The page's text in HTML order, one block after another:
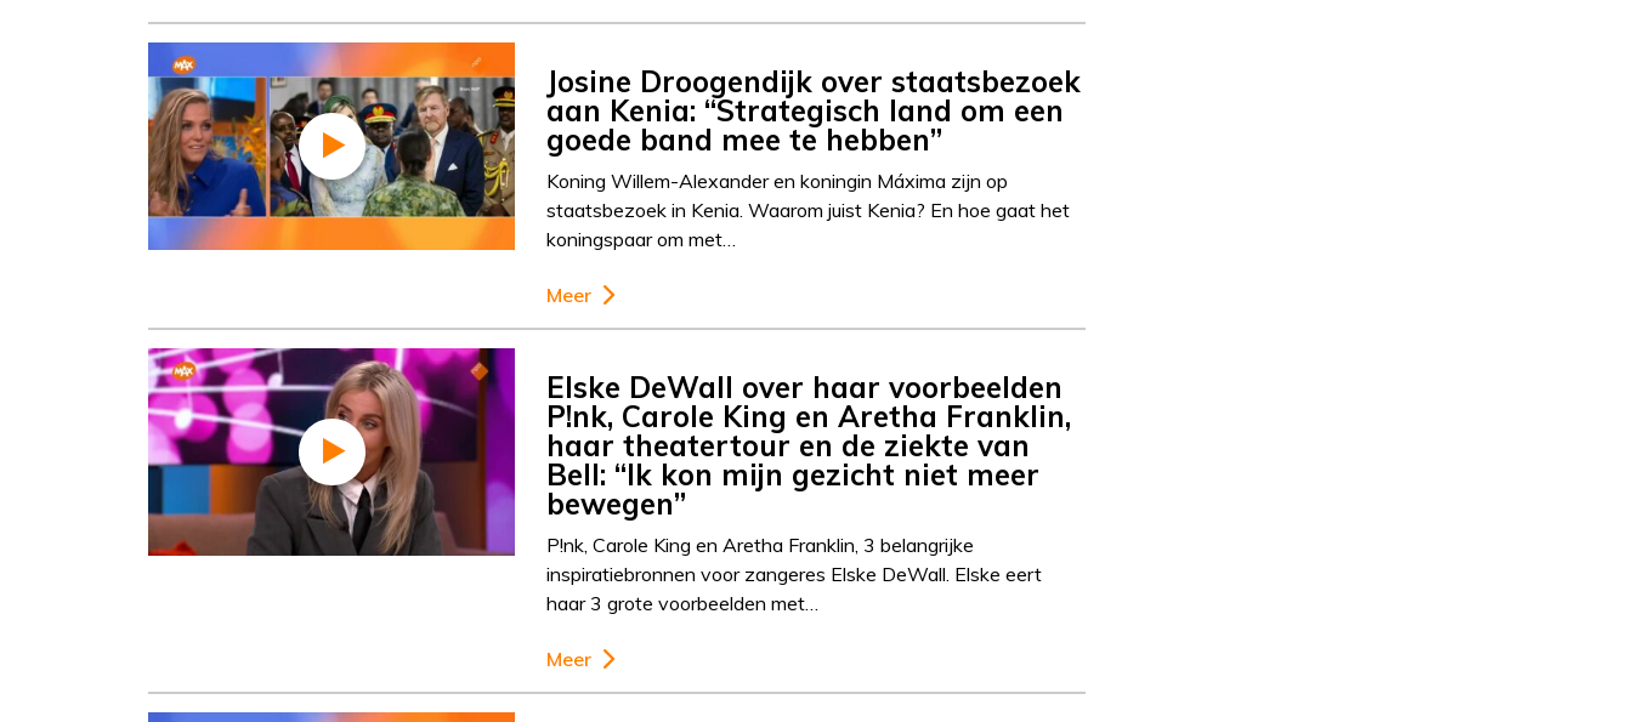
Josine Droogendijk over staatsbezoek
aan Kenia: “Strategisch land om een
goede band mee te hebben”
Koning Willem-Alexander en koningin Máxima zijn op
staatsbezoek in Kenia. Waarom juist Kenia? En hoe gaat het
koningspaar om met…
Meer
Elske DeWall over haar voorbeelden
P!nk, Carole King en Aretha Franklin,
haar theatertour en de ziekte van
Bell: “Ik kon mijn gezicht niet meer
bewegen”
P!nk, Carole King en Aretha Franklin, 3 belangrijke
inspiratiebronnen voor zangeres Elske DeWall. Elske eert
haar 3 grote voorbeelden met…
Meer